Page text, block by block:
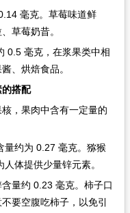
毫克。草莓味道鲜
草莓奶昔。​
毫克，在浆果类中相
、烘焙食品。​
搭配​
，果肉中含有一定量的
约为 0.27 毫克。猕猴
体提供少量锌元素。​
量约 0.23 毫克。柿子口
要空腹吃柿子，以免引